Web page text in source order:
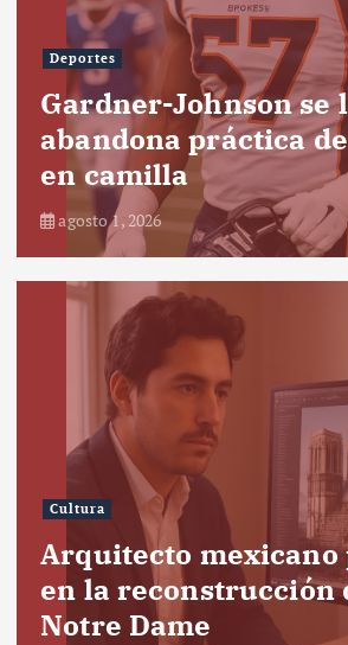
Deportes
Gardner-Johnson se
abandona práctica
en camilla
agosto 1, 2026
Cultura
Arquitecto
en la reconstrucción
Notre Dame